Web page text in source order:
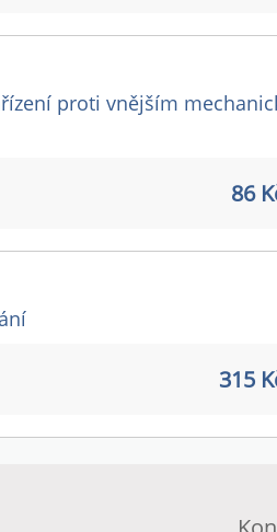
proti vnějším
86
315